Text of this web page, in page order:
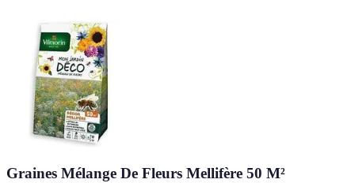
Graines Mélange De Fleurs Mellifère 50 M²